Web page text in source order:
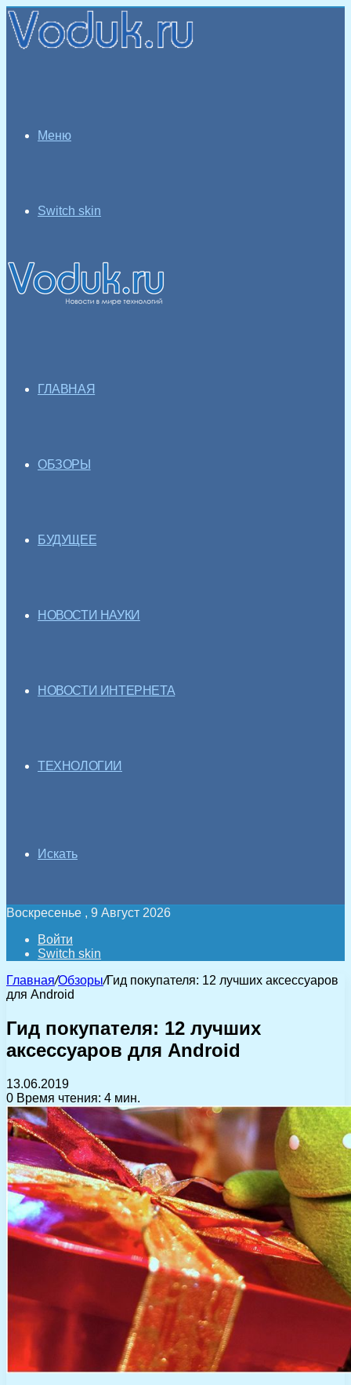
Меню
Switch skin
ГЛАВНАЯ
ОБЗОРЫ
БУДУЩЕЕ
НОВОСТИ НАУКИ
НОВОСТИ ИНТЕРНЕТА
ТЕХНОЛОГИИ
Искать
Воскресенье , 9 Август 2026
Войти
Switch skin
Главная/Обзоры/Гид покупателя: 12 лучших аксессуаров
для Android
Гид покупателя: 12 лучших
аксессуаров для Android
13.06.2019
0 Время чтения: 4 мин.